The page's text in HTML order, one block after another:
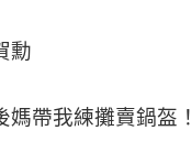
勳
帶我練攤賣鍋盔！